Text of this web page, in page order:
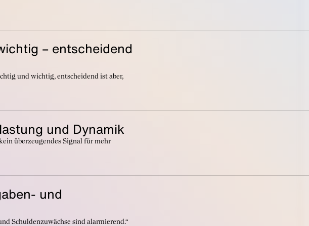
– entscheidend
und wichtig, entscheidend ist aber,
und Dynamik
überzeugendes Signal für mehr
und
Schuldenzuwächse sind alarmierend.“